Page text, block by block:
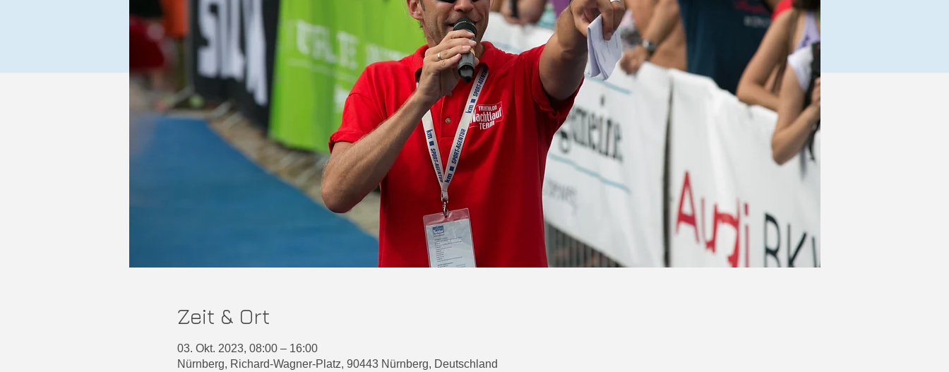
Zeit & Ort
03. Okt. 2023, 08:00 – 16:00
Nürnberg, Richard-Wagner-Platz, 90443 Nürnberg, Deutschland